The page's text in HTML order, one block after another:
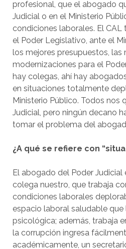
profesional, que el abogado
Judicial o en el Ministerio
condiciones laborales. El
el Poder Legislativo, ante el
los mejores presupuestos, las
modernizaciones para el
hay colegas, ahí hay
en situaciones totalmente
Ministerio Público. Todos nos
Judicial, pero ningún decano
tomar el problema del
¿A qué se refiere con
El abogado del Poder Judicial
colega nuestro, que trabaja
condiciones laborales
espacio laboral saludable
psicológica; además, trabaja
la corrupción ingresa
académicamente, un